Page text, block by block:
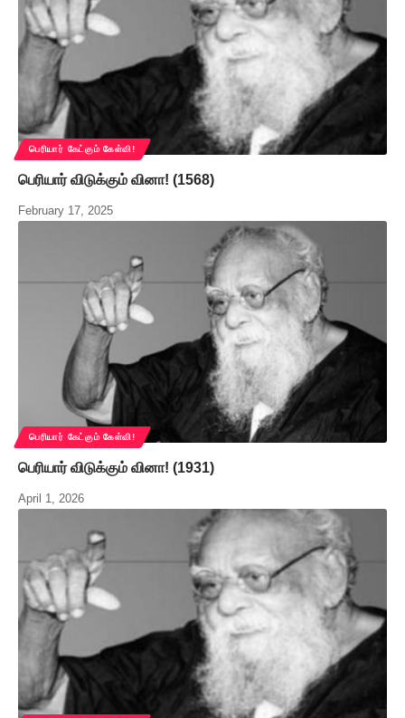
பெரியார் கேட்கும் கேள்வி!
பெரியார் விடுக்கும் வினா! (1568)
February 17, 2025
பெரியார் கேட்கும் கேள்வி!
பெரியார் விடுக்கும் வினா! (1931)
April 1, 2026